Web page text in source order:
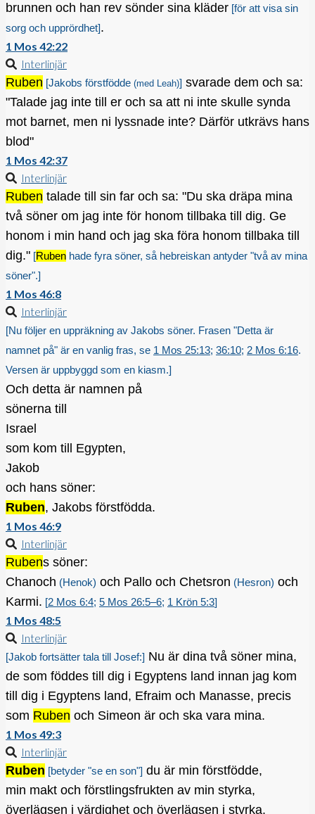
brunnen och han rev sönder sina kläder [för att visa sin
sorg och upprördhet].
1 Mos 42:22
Interlinjär
Ruben [Jakobs förstfödde (med Leah)] svarade dem och sa:
"Talade jag inte till er och sa att ni inte skulle synda
mot barnet, men ni lyssnade inte? Därför utkrävs hans
blod"
1 Mos 42:37
Interlinjär
Ruben talade till sin far och sa: "Du ska dräpa mina
två söner om jag inte för honom tillbaka till dig. Ge
honom i min hand och jag ska föra honom tillbaka till
dig." [Ruben hade fyra söner, så hebreiskan antyder "två av mina
söner".]
1 Mos 46:8
Interlinjär
[Nu följer en uppräkning av Jakobs söner. Frasen "Detta är
namnet på" är en vanlig fras, se 1 Mos 25:13; 36:10; 2 Mos 6:16.
Versen är uppbyggd som en kiasm.]
Och detta är namnen på
sönerna till
Israel
som kom till Egypten,
Jakob
och hans söner:
Ruben, Jakobs förstfödda.
1 Mos 46:9
Interlinjär
Rubens söner:
Chanoch (Henok) och Pallo och Chetsron (Hesron) och
Karmi. [2 Mos 6:4; 5 Mos 26:5–6; 1 Krön 5:3]
1 Mos 48:5
Interlinjär
[Jakob fortsätter tala till Josef:] Nu är dina två söner mina,
de som föddes till dig i Egyptens land innan jag kom
till dig i Egyptens land, Efraim och Manasse, precis
som Ruben och Simeon är och ska vara mina.
1 Mos 49:3
Interlinjär
Ruben [betyder "se en son"] du är min förstfödde,
min makt och förstlingsfrukten av min styrka,
överlägsen i värdighet och överlägsen i styrka.